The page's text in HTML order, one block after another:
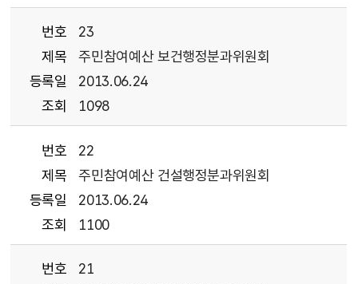
번호
23
제목
주민참여예산 보건행정분과위원회
등록일
2013.06.24
조회
1098
번호
22
제목
주민참여예산 건설행정분과위원회
등록일
2013.06.24
조회
1100
번호
21